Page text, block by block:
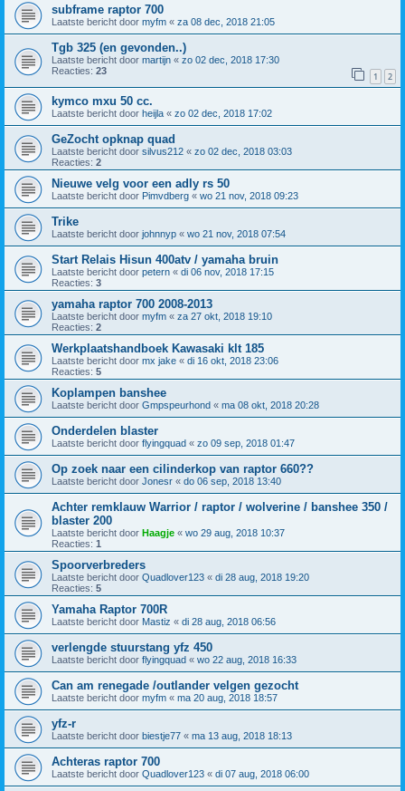
subframe raptor 700
Laatste bericht door myfm « za 08 dec, 2018 21:05
Tgb 325 (en gevonden..)
Laatste bericht door martijn « zo 02 dec, 2018 17:30
Reacties: 23 1 2
kymco mxu 50 cc.
Laatste bericht door heijla « zo 02 dec, 2018 17:02
GeZocht opknap quad
Laatste bericht door silvus212 « zo 02 dec, 2018 03:03
Reacties: 2
Nieuwe velg voor een adly rs 50
Laatste bericht door Pimvdberg « wo 21 nov, 2018 09:23
Trike
Laatste bericht door johnnyp « wo 21 nov, 2018 07:54
Start Relais Hisun 400atv / yamaha bruin
Laatste bericht door petern « di 06 nov, 2018 17:15
Reacties: 3
yamaha raptor 700 2008-2013
Laatste bericht door myfm « za 27 okt, 2018 19:10
Reacties: 2
Werkplaatshandboek Kawasaki klt 185
Laatste bericht door mx jake « di 16 okt, 2018 23:06
Reacties: 5
Koplampen banshee
Laatste bericht door Gmpspeurhond « ma 08 okt, 2018 20:28
Onderdelen blaster
Laatste bericht door flyingquad « zo 09 sep, 2018 01:47
Op zoek naar een cilinderkop van raptor 660??
Laatste bericht door Jonesr « do 06 sep, 2018 13:40
Achter remklauw Warrior / raptor / wolverine / banshee 350 /
blaster 200
Laatste bericht door Haagje « wo 29 aug, 2018 10:37
Reacties: 1
Spoorverbreders
Laatste bericht door Quadlover123 « di 28 aug, 2018 19:20
Reacties: 5
Yamaha Raptor 700R
Laatste bericht door Mastiz « di 28 aug, 2018 06:56
verlengde stuurstang yfz 450
Laatste bericht door flyingquad « wo 22 aug, 2018 16:33
Can am renegade /outlander velgen gezocht
Laatste bericht door myfm « ma 20 aug, 2018 18:57
yfz-r
Laatste bericht door biestje77 « ma 13 aug, 2018 18:13
Achteras raptor 700
Laatste bericht door Quadlover123 « di 07 aug, 2018 06:00